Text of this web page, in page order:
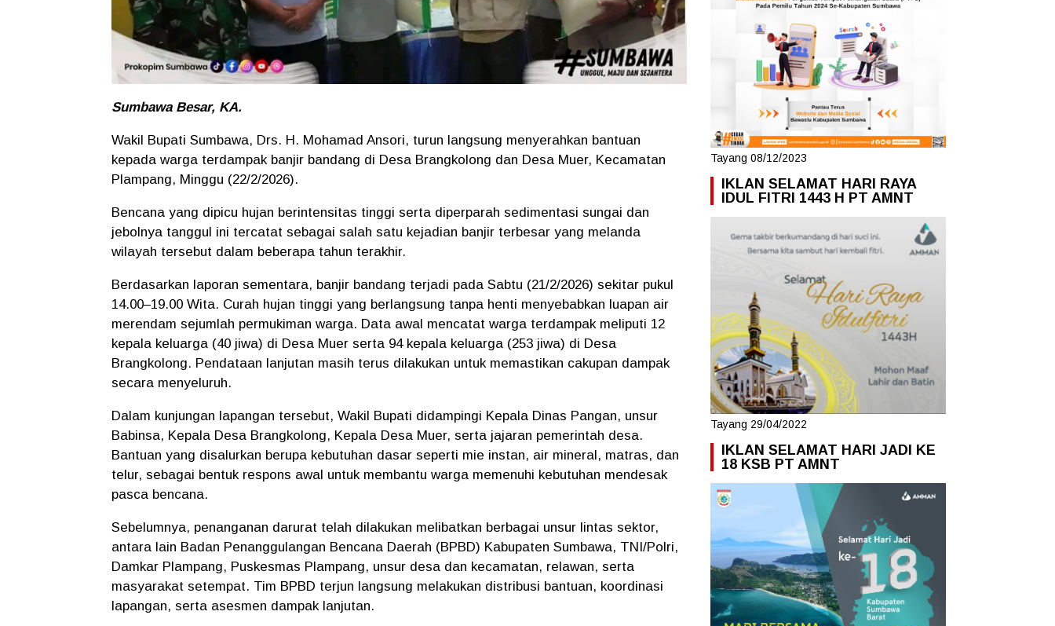
Sumbawa Besar, KA.
Wakil Bupati Sumbawa, Drs. H. Mohamad Ansori, turun langsung menyerahkan bantuan
kepada warga terdampak banjir bandang di Desa Brangkolong dan Desa Muer, Kecamatan
Plampang, Minggu (22/2/2026).
Bencana yang dipicu hujan berintensitas tinggi serta diperparah sedimentasi sungai dan
jebolnya tanggul ini tercatat sebagai salah satu kejadian banjir terbesar yang melanda
wilayah tersebut dalam beberapa tahun terakhir.
Berdasarkan laporan sementara, banjir bandang terjadi pada Sabtu (21/2/2026) sekitar pukul
14.00–19.00 Wita. Curah hujan tinggi yang berlangsung tanpa henti menyebabkan luapan air
merendam sejumlah permukiman warga. Data awal mencatat warga terdampak meliputi 12
kepala keluarga (40 jiwa) di Desa Muer serta 94 kepala keluarga (253 jiwa) di Desa
Brangkolong. Pendataan lanjutan masih terus dilakukan untuk memastikan cakupan dampak
secara menyeluruh.
Dalam kunjungan lapangan tersebut, Wakil Bupati didampingi Kepala Dinas Pangan, unsur
Babinsa, Kepala Desa Brangkolong, Kepala Desa Muer, serta jajaran pemerintah desa.
Bantuan yang disalurkan berupa kebutuhan dasar seperti mie instan, air mineral, matras, dan
telur, sebagai bentuk respons awal untuk membantu warga memenuhi kebutuhan mendesak
pasca bencana.
Sebelumnya, penanganan darurat telah dilakukan melibatkan berbagai unsur lintas sektor,
antara lain Badan Penanggulangan Bencana Daerah (BPBD) Kabupaten Sumbawa, TNI/Polri,
Damkar Plampang, Puskesmas Plampang, unsur desa dan kecamatan, relawan, serta
masyarakat setempat. Tim BPBD terjun langsung melakukan distribusi bantuan, koordinasi
lapangan, serta asesmen dampak lanjutan.
Tayang 08/12/2023
IKLAN SELAMAT HARI RAYA
IDUL FITRI 1443 H PT AMNT
Tayang 29/04/2022
IKLAN SELAMAT HARI JADI KE
18 KSB PT AMNT